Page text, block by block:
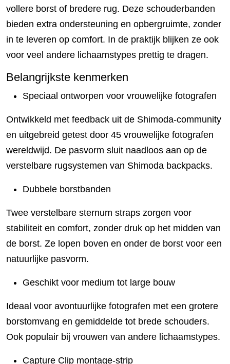
vollere borst of bredere rug. Deze schouderbanden
bieden extra ondersteuning en opbergruimte, zonder
in te leveren op comfort. In de praktijk blijken ze ook
voor veel andere lichaamstypes prettig te dragen.
Belangrijkste kenmerken
Speciaal ontworpen voor vrouwelijke fotografen
Ontwikkeld met feedback uit de Shimoda-community
en uitgebreid getest door 45 vrouwelijke fotografen
wereldwijd. De pasvorm sluit naadloos aan op de
verstelbare rugsystemen van Shimoda backpacks.
Dubbele borstbanden
Twee verstelbare sternum straps zorgen voor
stabiliteit en comfort, zonder druk op het midden van
de borst. Ze lopen boven en onder de borst voor een
natuurlijke pasvorm.
Geschikt voor medium tot large bouw
Ideaal voor avontuurlijke fotografen met een grotere
borstomvang en gemiddelde tot brede schouders.
Ook populair bij vrouwen van andere lichaamstypes.
Capture Clip montage-strip